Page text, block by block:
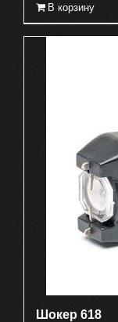
В корзину
Шокер 618